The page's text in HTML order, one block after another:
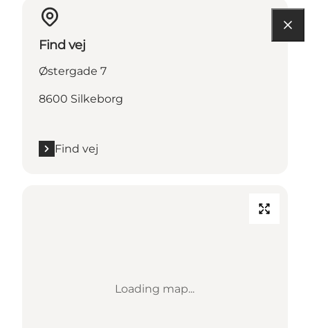
Find vej
Østergade 7
8600 Silkeborg
Find vej
Loading map...